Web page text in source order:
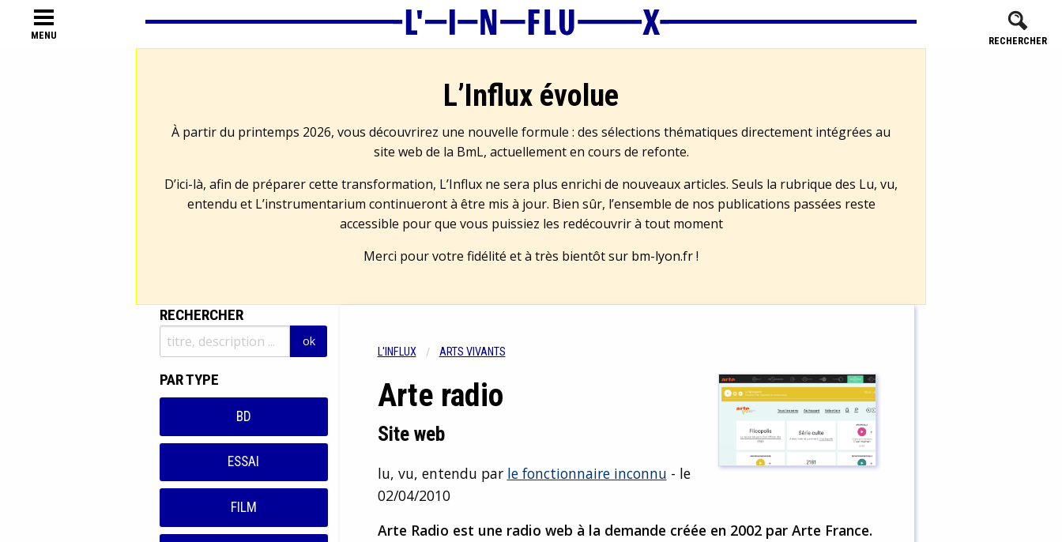
MENU RECHERCHER
L’Influx évolue
À partir du printemps 2026, vous découvrirez une nouvelle formule : des sélections thématiques directement intégrées au
site web de la BmL, actuellement en cours de refonte.
D’ici-là, afin de préparer cette transformation, L’Influx ne sera plus enrichi de nouveaux articles. Seuls la rubrique des Lu, vu,
entendu et L’instrumentarium continueront à être mis à jour. Bien sûr, l’ensemble de nos publications passées reste
accessible pour que vous puissiez les redécouvrir à tout moment
Merci pour votre fidélité et à très bientôt sur bm-lyon.fr!
RECHERCHER
PAR TYPE
BD
ESSAI
FILM
L'INFLUX ARTS VIVANTS
Arte radio
Site web
lu, vu, entendu par le fonctionnaire inconnu - le
02/04/2010
Arte Radio est une radio web à la demande créée en 2002 par Arte France.